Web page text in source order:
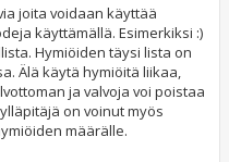
joita voidaan käyttää
käyttämällä. Esimerkiksi :)
Hymiöiden täysi lista on
Älä käytä hymiöitä liikaa,
ja valvoja voi poistaa
on voinut myös
määrälle.